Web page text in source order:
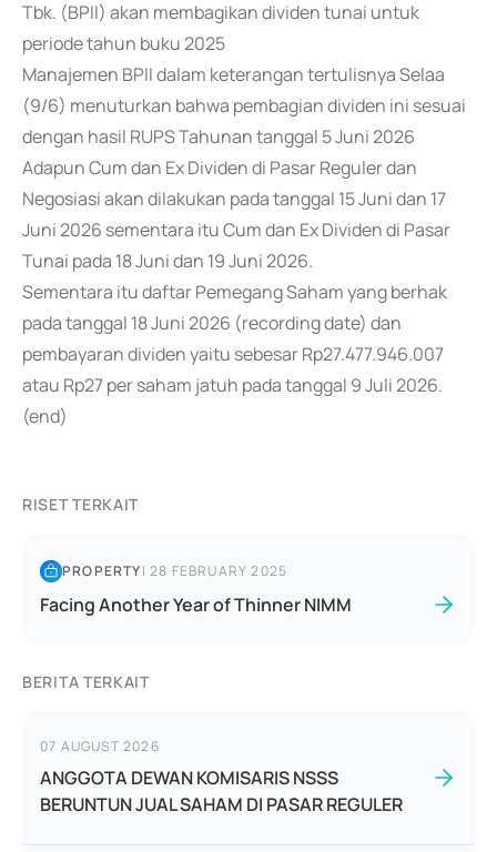
Tbk. (BPII) akan membagikan dividen tunai untuk
periode tahun buku 2025
Manajemen BPII dalam keterangan tertulisnya Selaa
(9/6) menuturkan bahwa pembagian dividen ini sesuai
dengan hasil RUPS Tahunan tanggal 5 Juni 2026
Adapun Cum dan Ex Dividen di Pasar Reguler dan
Negosiasi akan dilakukan pada tanggal 15 Juni dan 17
Juni 2026 sementara itu Cum dan Ex Dividen di Pasar
Tunai pada 18 Juni dan 19 Juni 2026.
Sementara itu daftar Pemegang Saham yang berhak
pada tanggal 18 Juni 2026 (recording date) dan
pembayaran dividen yaitu sebesar Rp27.477.946.007
atau Rp27 per saham jatuh pada tanggal 9 Juli 2026.
(end)
RISET TERKAIT
PROPERTY|28 FEBRUARY 2025
Facing Another Year of Thinner NIMM
BERITA TERKAIT
07 AUGUST 2026
ANGGOTA DEWAN KOMISARIS NSSS
BERUNTUN JUAL SAHAM DI PASAR REGULER